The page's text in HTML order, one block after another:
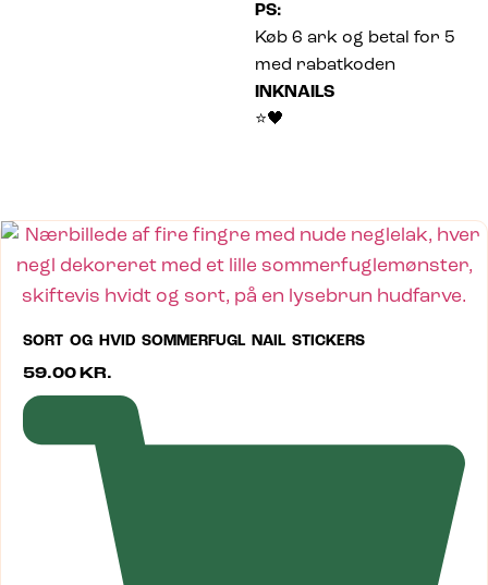
PS:
Køb 6 ark og betal for 5
med rabatkoden
INKNAILS
⭐🖤
SORT OG HVID SOMMERFUGL NAIL STICKERS
59.00 KR.